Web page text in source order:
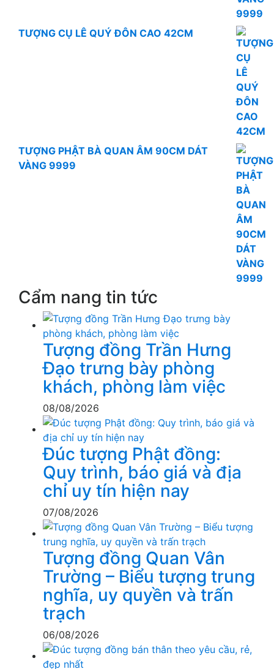
TƯỢNG CỤ LÊ QUÝ ĐÔN CAO 42CM
TƯỢNG PHẬT BÀ QUAN ÂM 90CM DÁT
VÀNG 9999
Cẩm nang tin tức
Tượng đồng Trần Hưng
Đạo trưng bày phòng
khách, phòng làm việc
08/08/2026
Đúc tượng Phật đồng:
Quy trình, báo giá và địa
chỉ uy tín hiện nay
07/08/2026
Tượng đồng Quan Vân
Trường – Biểu tượng trung
nghĩa, uy quyền và trấn
trạch
06/08/2026